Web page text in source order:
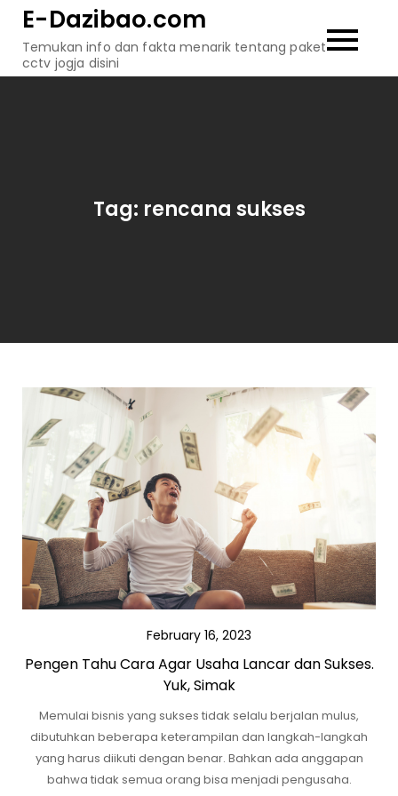
content
E-Dazibao.com
Temukan info dan fakta menarik tentang paket
cctv jogja disini
Tag: rencana sukses
February 16, 2023
Pengen Tahu Cara Agar Usaha Lancar dan Sukses.
Yuk, Simak
Memulai bisnis yang sukses tidak selalu berjalan mulus,
dibutuhkan beberapa keterampilan dan langkah-langkah
yang harus diikuti dengan benar. Bahkan ada anggapan
bahwa tidak semua orang bisa menjadi pengusaha.